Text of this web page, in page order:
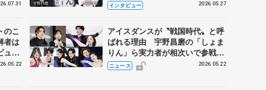
インタビュー 2026.05.27
のこ
者は
ュー
人、
アイスダンスが〝戦国時代〟と呼
ばれる理由 宇野昌磨の「しょま
りん」ら実力者が相次いで参戦
国内の競争激化
ニュース 2026.05.22